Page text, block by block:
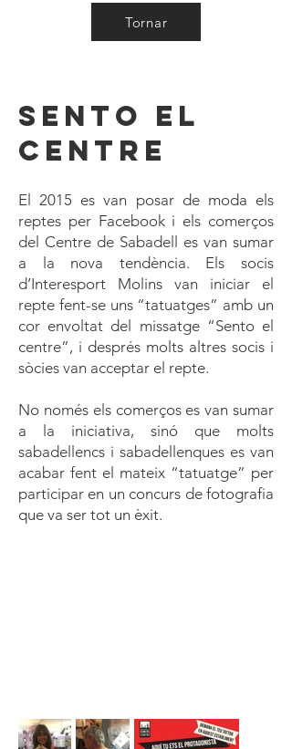
Tornar
sento el
centre
El 2015 es van posar de moda els
reptes per Facebook i els comerços
del Centre de Sabadell es van sumar
a la nova tendència. Els socis
d’Interesport Molins van iniciar el
repte fent-se uns “tatuatges” amb un
cor envoltat del missatge “Sento el
centre”, i després molts altres socis i
sòcies van acceptar el repte.
No només els comerços es van sumar
a la iniciativa, sinó que molts
sabadellencs i sabadellenques es van
acabar fent el mateix “tatuatge” per
participar en un concurs de fotografia
que va ser tot un èxit.